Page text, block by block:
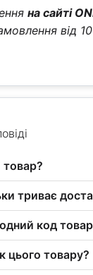
на сайті
від
триває
код
цього товару?